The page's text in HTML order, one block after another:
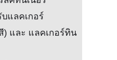
แลคเกอร์
) และ แลคเกอร์ทิน